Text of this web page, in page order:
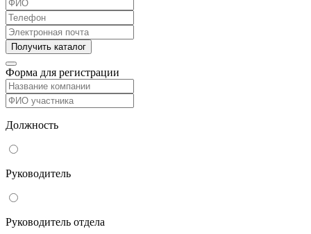
Форма для регистрации
Должность
Руководитель
Руководитель отдела